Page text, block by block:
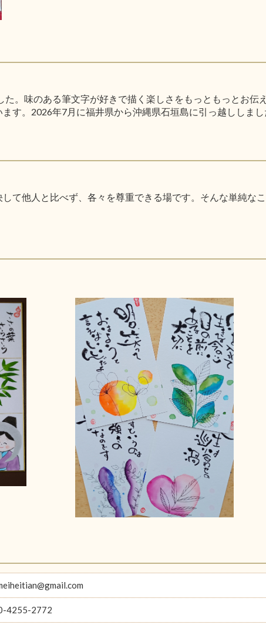
。味のある筆文字が好きで描く楽しさをもっともっとお伝
す。2026年7月に福井県から沖縄県石垣島に引っ越ししまし
て他人と比べず、各々を尊重できる場です。そんな単純な
4255-2772